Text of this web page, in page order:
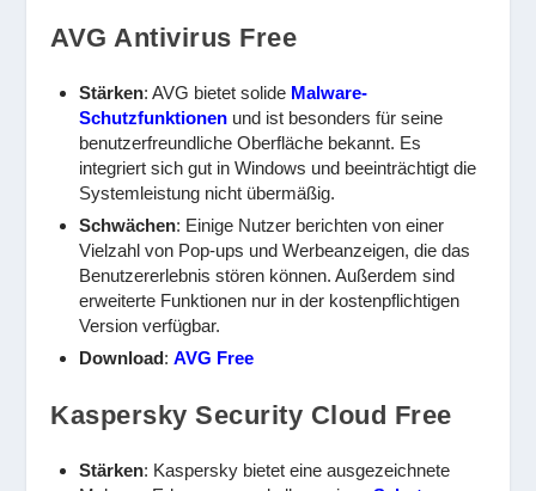
AVG Antivirus Free
Stärken: AVG bietet solide Malware-
Schutzfunktionen und ist besonders für seine
benutzerfreundliche Oberfläche bekannt. Es
integriert sich gut in Windows und beeinträchtigt die
Systemleistung nicht übermäßig.
Schwächen: Einige Nutzer berichten von einer
Vielzahl von Pop-ups und Werbeanzeigen, die das
Benutzererlebnis stören können. Außerdem sind
erweiterte Funktionen nur in der kostenpflichtigen
Version verfügbar.
Download:AVG Free
Kaspersky Security Cloud Free
Stärken: Kaspersky bietet eine ausgezeichnete